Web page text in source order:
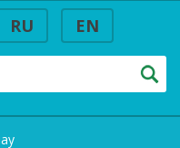
RU EN